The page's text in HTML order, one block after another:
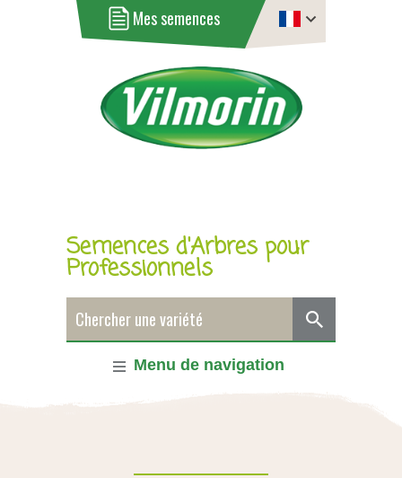
Mes semences
Semences d'Arbres pour
Professionnels
Menu de navigation